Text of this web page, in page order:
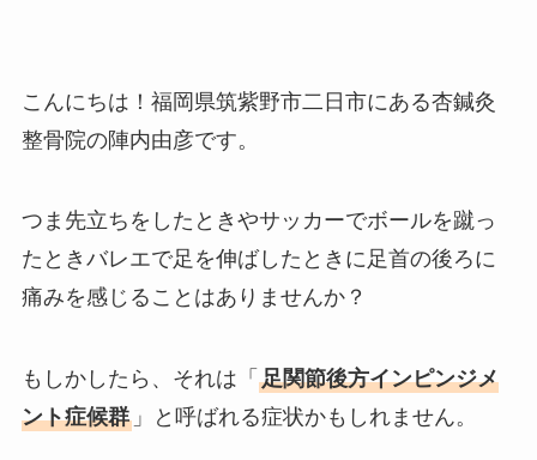
こんにちは！福岡県筑紫野市二日市にある杏鍼灸
整骨院の陣内由彦です。
つま先立ちをしたときやサッカーでボールを蹴っ
たときバレエで足を伸ばしたときに足首の後ろに
痛みを感じることはありませんか？
もしかしたら、それは「 足関節後方インピンジメ
ント症候群」と呼ばれる症状かもしれません。